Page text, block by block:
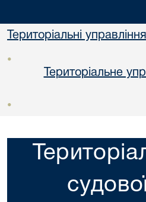
Територіальні
•
Територіальне
•